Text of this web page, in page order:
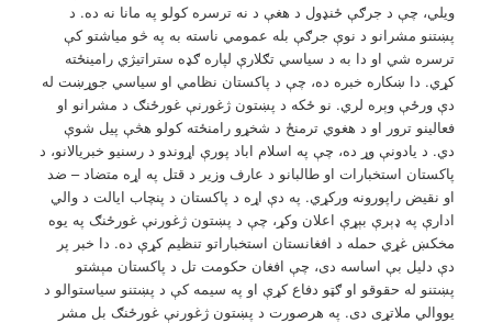
ويلي، چې د جرګې ځنډول د هغې د نه ترسره کولو په مانا نه ده. د
پښتنو مشرانو د نوې جرګې بله عمومي ناسته به په څو میاشتو کې
ترسره شي او دا به د سیاسي تګلارې لپاره ګډه ستراتیژي رامینځته
کړي. دا ښکاره خبره ده، چې د پاکستان نظامي او سیاسي جوړښت له
دې ورځې وېره لري. نو ځکه د پښتون ژغورنې غورځنګ د مشرانو او
فعالینو ترور او د هغوي ترمنځ د شخړو رامنځته کولو هڅې پیل شوې
دي. د یادونې وړ ده، چې په اسلام اباد پورې اړوندو د رسنیو خبریالانو، د
پاکستان استخبارات او طالبانو د عارف وزیر د قتل په اړه متضاد – ضد
او نقیض راپورونه ورکړي. په دې اړه د پاکستان د پنچاب ایالت د والي
ادارې په ډېرې بېړې اعلان وکړ، چې د پښتون ژغورنې غورځنګ په یوه
مخکښ غړي حمله د افغانستان استخباراتو تنظیم کړې ده. دا خبر پر
دې دلیل بې اساسه دی، چې افغان حکومت تل د پاکستان مېشتو
پښتنو له حقوقو او ګټو دفاع کړې او په سیمه کې د پښتنو سیاستوالو د
یووالي ملاتړی دی. په هرصورت د پښتون ژغورنې غورځنګ بل مشر